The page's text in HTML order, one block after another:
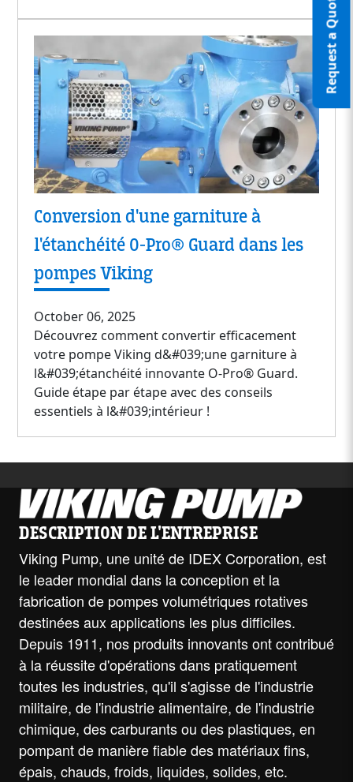
Request a Quote
Conversion d'une garniture à
l'étanchéité O-Pro® Guard dans les
pompes Viking
October 06, 2025
Découvrez comment convertir efficacement
votre pompe Viking d&#039;une garniture à
l&#039;étanchéité innovante O-Pro® Guard.
Guide étape par étape avec des conseils
essentiels à l&#039;intérieur !
DESCRIPTION DE L'ENTREPRISE
Viking Pump, une unité de IDEX Corporation, est
le leader mondial dans la conception et la
fabrication de pompes volumétriques rotatives
destinées aux applications les plus difficiles.
Depuis 1911, nos produits innovants ont contribué
à la réussite d'opérations dans pratiquement
toutes les industries, qu'il s'agisse de l'industrie
militaire, de l'industrie alimentaire, de l'industrie
chimique, des carburants ou des plastiques, en
pompant de manière fiable des matériaux fins,
épais, chauds, froids, liquides, solides, etc.